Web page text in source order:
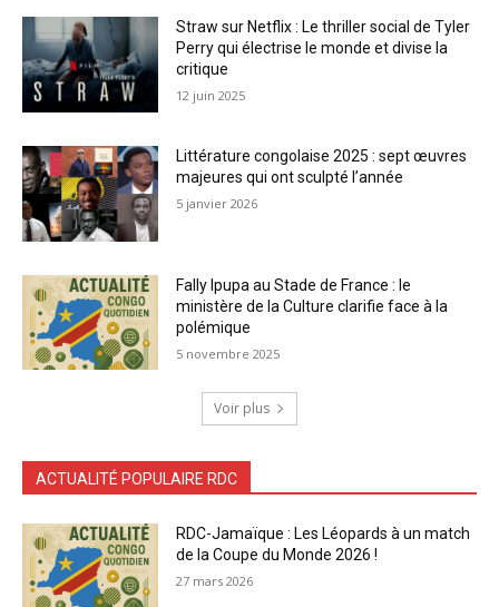
Straw sur Netflix : Le thriller social de Tyler
Perry qui électrise le monde et divise la
critique
12 juin 2025
Littérature congolaise 2025 : sept œuvres
majeures qui ont sculpté l’année
5 janvier 2026
Fally Ipupa au Stade de France : le
ministère de la Culture clarifie face à la
polémique
5 novembre 2025
Voir plus
ACTUALITÉ POPULAIRE RDC
RDC-Jamaïque : Les Léopards à un match
de la Coupe du Monde 2026 !
27 mars 2026